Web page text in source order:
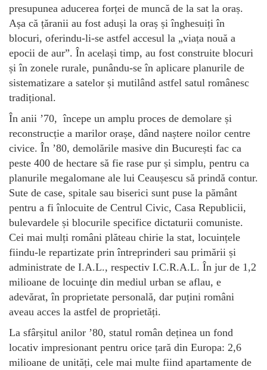
presupunea aducerea forței de muncă de la sat la oraș.
Așa că țăranii au fost aduși la oraș și înghesuiți în
blocuri, oferindu-li-se astfel accesul la „viața nouă a
epocii de aur”. În același timp, au fost construite blocuri
și în zonele rurale, punându-se în aplicare planurile de
sistematizare a satelor și mutilând astfel satul românesc
tradițional.
În anii ’70, începe un amplu proces de demolare și
reconstrucție a marilor orașe, dând naștere noilor centre
civice. În ’80, demolările masive din București fac ca
peste 400 de hectare să fie rase pur și simplu, pentru ca
planurile megalomane ale lui Ceaușescu să prindă contur.
Sute de case, spitale sau biserici sunt puse la pământ
pentru a fi înlocuite de Centrul Civic, Casa Republicii,
bulevardele și blocurile specifice dictaturii comuniste.
Cei mai mulți români plăteau chirie la stat, locuințele
fiindu-le repartizate prin întreprinderi sau primării și
administrate de I.A.L., respectiv I.C.R.A.L. În jur de 1,2
milioane de locuinţe din mediul urban se aflau, e
adevărat, în proprietate personală, dar puțini români
aveau acces la astfel de proprietăți.
La sfârșitul anilor ’80, statul român deținea un fond
locativ impresionant pentru orice țară din Europa: 2,6
milioane de unități, cele mai multe fiind apartamente de